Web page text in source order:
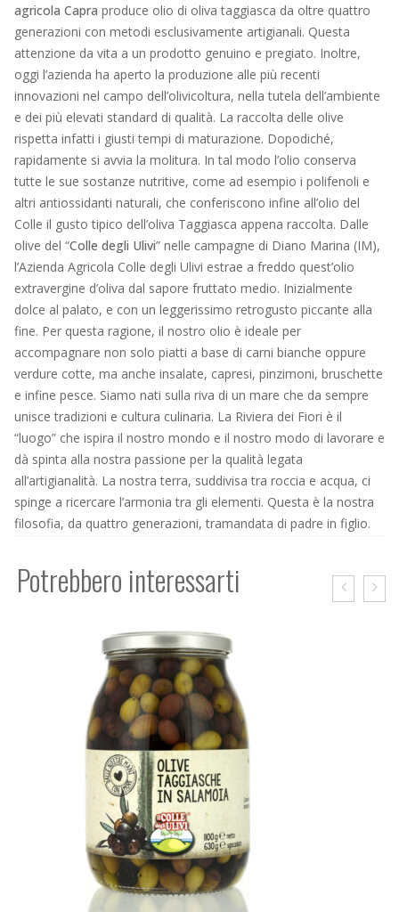
agricola Capra produce olio di oliva taggiasca da oltre quattro
generazioni con metodi esclusivamente artigianali. Questa
attenzione da vita a un prodotto genuino e pregiato. Inoltre,
oggi l’azienda ha aperto la produzione alle più recenti
innovazioni nel campo dell’olivicoltura, nella tutela dell’ambiente
e dei più elevati standard di qualità. La raccolta delle olive
rispetta infatti i giusti tempi di maturazione. Dopodiché,
rapidamente si avvia la molitura. In tal modo l’olio conserva
tutte le sue sostanze nutritive, come ad esempio i polifenoli e
altri antiossidanti naturali, che conferiscono infine all’olio del
Colle il gusto tipico dell’oliva Taggiasca appena raccolta. Dalle
olive del “Colle degli Ulivi” nelle campagne di Diano Marina (IM),
l’Azienda Agricola Colle degli Ulivi estrae a freddo quest’olio
extravergine d’oliva dal sapore fruttato medio. Inizialmente
dolce al palato, e con un leggerissimo retrogusto piccante alla
fine. Per questa ragione, il nostro olio è ideale per
accompagnare non solo piatti a base di carni bianche oppure
verdure cotte, ma anche insalate, capresi, pinzimoni, bruschette
e infine pesce. Siamo nati sulla riva di un mare che da sempre
unisce tradizioni e cultura culinaria. La Riviera dei Fiori è il
“luogo” che ispira il nostro mondo e il nostro modo di lavorare e
dà spinta alla nostra passione per la qualità legata
all’artigianalità. La nostra terra, suddivisa tra roccia e acqua, ci
spinge a ricercare l’armonia tra gli elementi. Questa è la nostra
filosofia, da quattro generazioni, tramandata di padre in figlio.
Potrebbero interessarti